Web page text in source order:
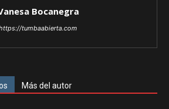
Bocanegra
tumbaabierta.com
Más del autor